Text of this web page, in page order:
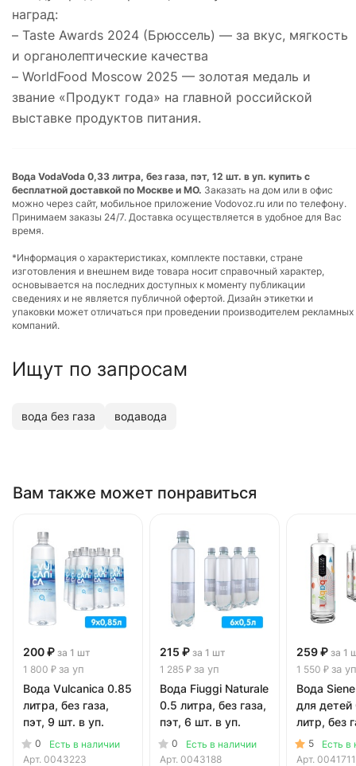
наград:
– Taste Awards 2024 (Брюссель) — за вкус, мягкость
и органолептические качества
– WorldFood Moscow 2025 — золотая медаль и
звание «Продукт года» на главной российской
выставке продуктов питания.
Вода VodaVoda 0,33 литра, без газа, пэт, 12 шт. в уп. купить с
бесплатной доставкой по Москве и МО. Заказать на дом или в офис
можно через сайт, мобильное приложение Vodovoz.ru или по телефону.
Принимаем заказы 24/7. Доставка осуществляется в удобное для Вас
время.
*Информация о характеристиках, комплекте поставки, стране
изготовления и внешнем виде товара носит справочный характер,
основывается на последних доступных к моменту публикации
сведениях и не является публичной офертой. Дизайн этикетки и
упаковки может отличаться при проведении производителем рекламных
компаний.
Ищут по запросам
вода без газа водавода
Вам также может понравиться
200 ₽ за 1 шт
1 800 ₽ за уп
Вода Vulcanica 0.85
литра, без газа,
пэт, 9 шт. в уп.
0
Есть в наличии
Арт. 0043223
215 ₽ за 1 шт
1 285 ₽ за уп
Вода Fiuggi Naturale
0.5 литра, без газа,
пэт, 6 шт. в уп.
0
Есть в наличии
Арт. 0043188
259 ₽ за 1
1 550 ₽ за уп
Вода
для детей
литр, без
6 шт. в уп.
5
Есть в
Арт. 0041711